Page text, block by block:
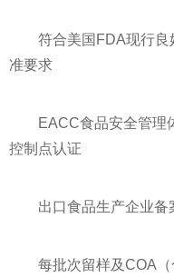
符合美国FDA现行良
准要求
EACC食品安全管理
控制点认证
出口食品生产企业备
每批次留样及COA